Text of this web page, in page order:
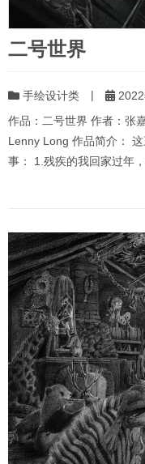
二号世界
手绘设计类 |
作品：二号世界 作者：张
Lenny Long 作品简介：
事： 1.残疾的我回家过年